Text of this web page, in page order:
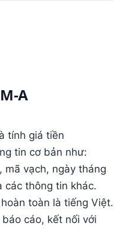
A
tính giá tiền
tin cơ bản như:
mã vạch, ngày tháng
các thông tin khác.
toàn là tiếng Việt.
cáo, kết nối với